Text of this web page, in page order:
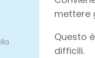
mettere
Questo
difficili.